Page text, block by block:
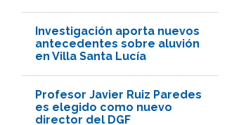
Investigación aporta nuevos
antecedentes sobre aluvión
en Villa Santa Lucía
Profesor Javier Ruiz Paredes
es elegido como nuevo
director del DGF